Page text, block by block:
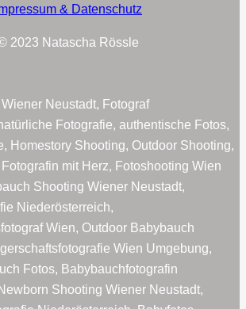
& Datenschutz
2023 Natascha Rössle
Neustadt, Fotograf
Fotografie, authentische Fotos,
Homestory Shooting, Outdoor Shooting,
mit Herz, Fotoshooting Wien
Shooting Wiener Neustadt,
Niederösterreich,
Wien, Outdoor Babybauch
Wien Umgebung,
Fotos, Babybauchfotografin
Shooting Wiener Neustadt,